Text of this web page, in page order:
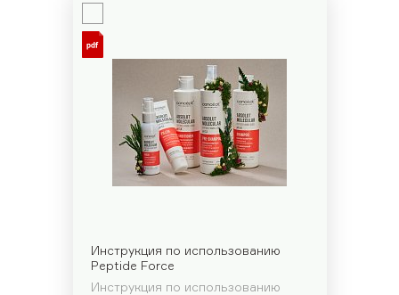
Инструкция по использованию
Peptide Force
Инструкция по использованию